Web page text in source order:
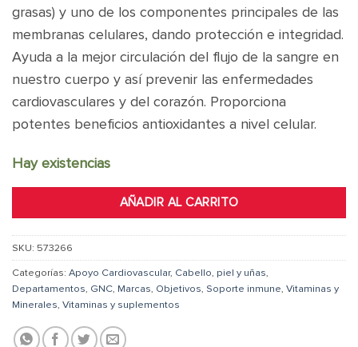
grasas) y uno de los componentes principales de las
membranas celulares, dando protección e integridad.
Ayuda a la mejor circulación del flujo de la sangre en
nuestro cuerpo y así prevenir las enfermedades
cardiovasculares y del corazón. Proporciona
potentes beneficios antioxidantes a nivel celular.
Hay existencias
AÑADIR AL CARRITO
SKU: 573266
Categorías: Apoyo Cardiovascular, Cabello, piel y uñas,
Departamentos, GNC, Marcas, Objetivos, Soporte inmune, Vitaminas y
Minerales, Vitaminas y suplementos